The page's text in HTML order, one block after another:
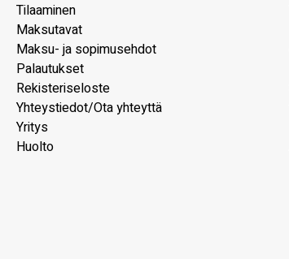
Tilaaminen
Maksutavat
Maksu- ja sopimusehdot
Palautukset
Rekisteriseloste
Yhteystiedot/Ota yhteyttä
Yritys
Huolto